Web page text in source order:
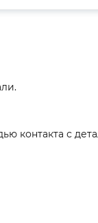
контакта с